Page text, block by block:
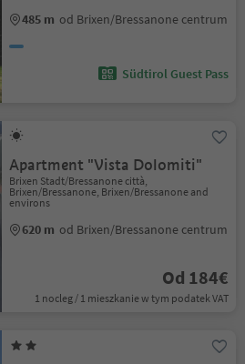
485 m od Brixen/Bressanone centrum
Südtirol Guest Pass
Apartment "Vista Dolomiti"
Brixen Stadt/Bressanone città,
Brixen/Bressanone, Brixen/Bressanone and
environs
620 m od Brixen/Bressanone centrum
Od 184€
1 nocleg / 1 mieszkanie w tym podatek VAT